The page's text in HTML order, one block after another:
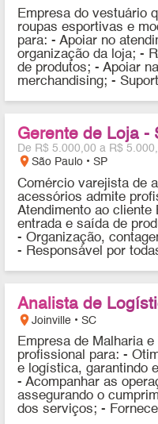
Empresa do vestuário
roupas esportivas e
para: - Apoiar no
organização da loja; -
de produtos; - Apoiar
merchandising; -
Gerente de Loja -
De R$ 5.000,00 a R$
location_onSão Paulo • SP
Comércio varejista de
acessórios admite
Atendimento ao cliente
entrada e saída de
- Organização,
- Responsável por
Analista de
location_onJoinville • SC
Empresa de Malharia
profissional para: -
e logística, garantindo
- Acompanhar as
assegurando o
dos serviços; -